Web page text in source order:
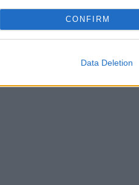
CONFIRM
Data Deletion
felelős használatával